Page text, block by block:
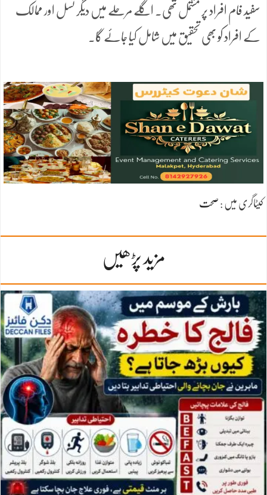
سفید فام افراد پر مشتمل تھی۔ اگلے مرحلے میں دیگر نسل اور ممالک
کے افراد کو بھی تحقیق میں شامل کیا جائے گا۔
کیٹاگری میں : صحت
مزید پڑھیں